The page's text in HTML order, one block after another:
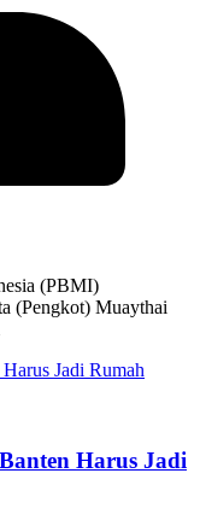
(PBMI)
(Pengkot) Muaythai
Harus Jadi